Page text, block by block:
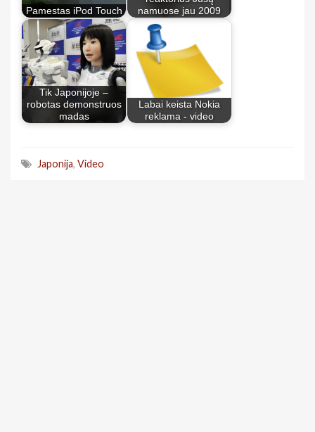
Pamestas iPod Touch
namuose jau 2009
Tik Japonijoje –
robotas demonstruos
madas
Labai keista Nokia
reklama - video
Japonija, Video